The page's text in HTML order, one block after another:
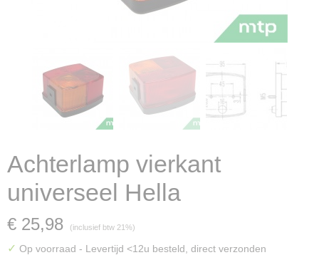
Achterlamp vierkant
universeel Hella
€ 25,98 (inclusief btw 21%)
✓ Op voorraad - Levertijd <12u besteld, direct verzonden